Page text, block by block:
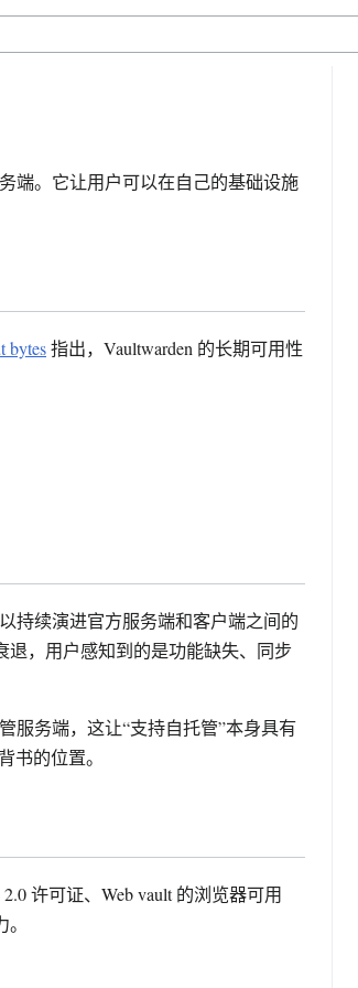
端。它让用户可以在自己的基础设施
bytes指出，Vaultwarden 的长期可用性
持续演进官方服务端和客户端之间的
，用户感知到的是功能缺失、同步
服务端，这让“支持自托管”本身具有
书的位置。
许可证、Web vault 的浏览器可用